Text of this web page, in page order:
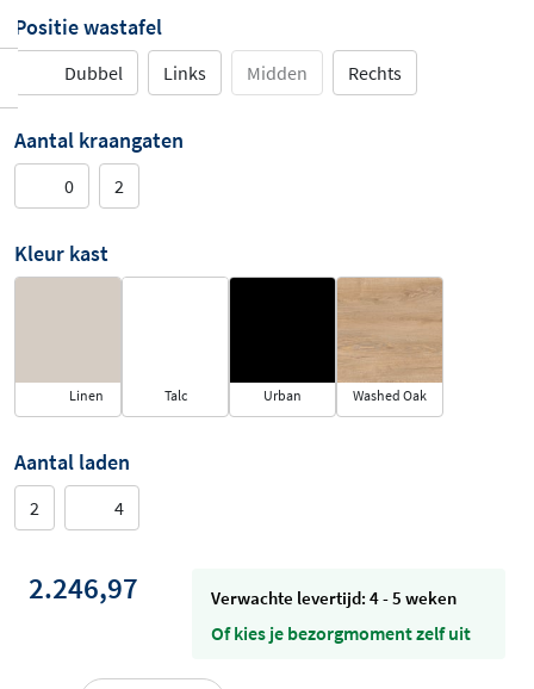
Positie wastafel
Dubbel Links Midden Rechts
Aantal kraangaten
0 2
Kleur kast
Linen Talc Urban Washed Oak
Aantal laden
2 4
2.246,97 Verwachte levertijd: 4 - 5 weken
Of kies je bezorgmoment zelf uit